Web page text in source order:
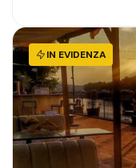
IN EVIDENZA